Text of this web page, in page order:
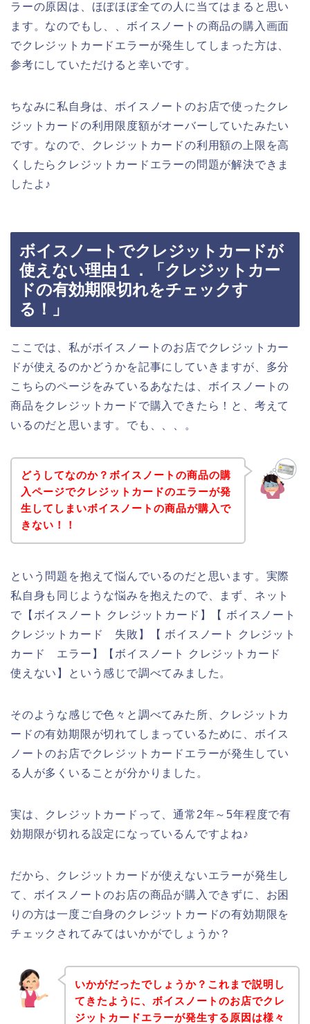
ラーの原因は、ほぼほぼ全ての人に当てはまると思い
ます。なのでもし、、ボイスノートの商品の購入画面
でクレジットカードエラーが発生してしまった方は、
参考にしていただけると幸いです。
ちなみに私自身は、ボイスノートのお店で使ったクレ
ジットカードの利用限度額がオーバーしていたみたい
です。なので、クレジットカードの利用額の上限を高
くしたらクレジットカードエラーの問題が解決できま
したよ♪
ボイスノートでクレジットカードが
使えない理由１．「クレジットカー
ドの有効期限切れをチェックす
る！」
ここでは、私がボイスノートのお店でクレジットカー
ドが使えるのかどうかを記事にしていきますが、多分
こちらのページをみているあなたは、ボイスノートの
商品をクレジットカードで購入できたら！と、考えて
いるのだと思います。でも、、、。
どうしてなのか？ボイスノートの商品の購
入ページでクレジットカードのエラーが発
生してしまいボイスノートの商品が購入で
きない！！
という問題を抱えて悩んでいるのだと思います。実際
私自身も同じような悩みを抱えたので、まず、ネット
で【ボイスノート クレジットカード】【 ボイスノート
クレジットカード 失敗】【 ボイスノート クレジット
カード エラー】【ボイスノート クレジットカード
使えない】という感じで調べてみました。
そのような感じで色々と調べてみた所、クレジットカ
ードの有効期限が切れてしまっているために、ボイス
ノートのお店でクレジットカードエラーが発生してい
る人が多くいることが分かりました。
実は、クレジットカードって、通常2年～5年程度で有
効期限が切れる設定になっているんですよね♪
だから、クレジットカードが使えないエラーが発生し
て、ボイスノートのお店の商品が購入できずに、お困
りの方は一度ご自身のクレジットカードの有効期限を
チェックされてみてはいかがでしょうか？
いかがだったでしょうか？これまで説明し
てきたように、ボイスノートのお店でクレ
ジットカードエラーが発生する原因は様々